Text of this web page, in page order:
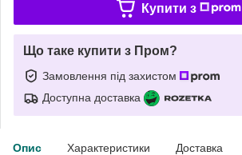
Купити з
Що таке купити з Пром?
Замовлення під захистом
Доступна доставка
Опис Характеристики Доставка